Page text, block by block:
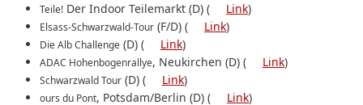
Teile! Der Indoor Teilemarkt (D) ( Link)
Elsass-Schwarzwald-Tour (F/D) ( Link)
Die Alb Challenge (D) ( Link)
ADAC Hohenbogenrallye, Neukirchen (D) ( Link)
Schwarzwald Tour (D) ( Link)
ours du Pont, Potsdam/Berlin (D) ( Link)